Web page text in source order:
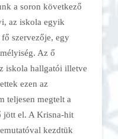
a soron következő
az iskola egyik
szervezője, egy
Az ő
iskola hallgatói illetve
ezen az
teljesen megtelt a
jött el. A Krisna-hit
kezdtük